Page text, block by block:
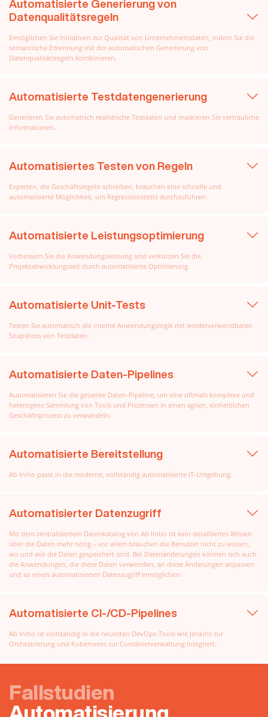
Automatisierte Generierung von
Datenqualitätsregeln
Ermöglichen Sie Initiativen zur Qualität von Unternehmensdaten, indem Sie die
semantische Erkennung mit der automatischen Generierung von
Datenqualitätsregeln kombinieren.
Automatisierte Testdatengenerierung
Generieren Sie automatisch realistische Testdaten und maskieren Sie vertrauliche
Informationen.
Automatisiertes Testen von Regeln
Experten, die Geschäftsregeln schreiben, brauchen eine schnelle und
automatisierte Möglichkeit, um Regressionstests durchzuführen.
Automatisierte Leistungsoptimierung
Verbessern Sie die Anwendungsleistung und verkürzen Sie die
Projektabwicklungszeit durch automatisierte Optimierung.
Automatisierte Unit-Tests
Testen Sie automatisch die interne Anwendungslogik mit wiederverwendbaren
Snapshots von Testdaten.
Automatisierte Daten-Pipelines
Automatisieren Sie die gesamte Daten-Pipeline, um eine oftmals komplexe und
heterogene Sammlung von Tools und Prozessen in einen agilen, einheitlichen
Geschäftsprozess zu verwandeln.
Automatisierte Bereitstellung
Ab Initio passt in die moderne, vollständig automatisierte IT-Umgebung.
Automatisierter Datenzugriff
Mit dem zentralisiertem Datenkatalog von Ab Initio ist kein detailliertes Wissen
über die Daten mehr nötig – vor allem brauchen die Benutzer nicht zu wissen,
wo und wie die Daten gespeichert sind. Bei Datenänderungen können sich auch
die Anwendungen, die diese Daten verwenden, an diese Änderungen anpassen
und so einen automatisierten Datenzugriff ermöglichen.
Automatisierte CI-/CD-Pipelines
Ab Initio ist vollständig in die neuesten DevOps-Tools wie Jenkins zur
Orchestrierung und Kubernetes zur Containerverwaltung integriert.
Fallstudien
Automatisierung